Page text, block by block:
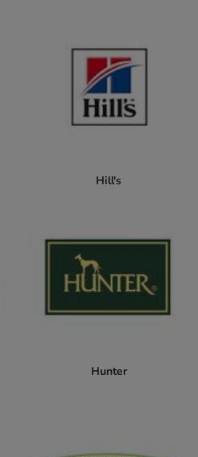
Hill's
Hunter